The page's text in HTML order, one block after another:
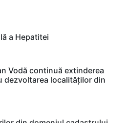
a Hepatitei
Vodă continuă extinderea
dezvoltarea localităților din